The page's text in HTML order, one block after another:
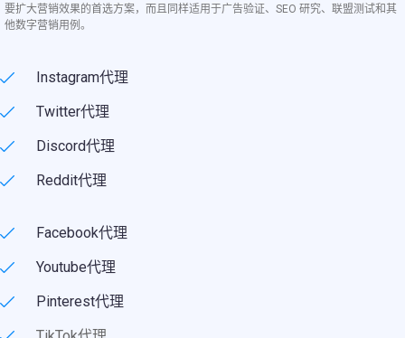
要扩大营销效果的首选方案，而且同样适用于广告验证、SEO 研究、联盟测试和其
他数字营销用例。
Instagram代理
Twitter代理
Discord代理
Reddit代理
Facebook代理
Youtube代理
Pinterest代理